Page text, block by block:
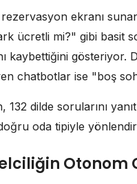
ekranı
ücretli mi?" gibi basit
kaybettiğini
chatbotlar ise "boş
dilde sorularını
oda tipiyle
Otonom